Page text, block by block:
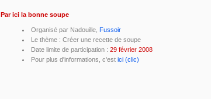
Par ici la bonne soupe
Organisé par Nadouille, Fussoir
Le thème : Créer une recette de soupe
Date limite de participation : 29 février 2008
Pour plus d'informations, c'est ici (clic)